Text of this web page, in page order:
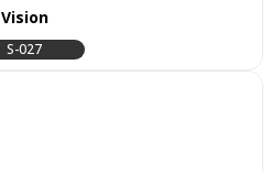
Vision
S-027